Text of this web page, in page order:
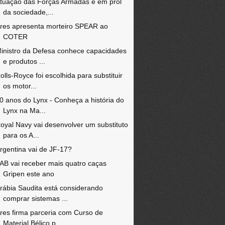
da sociedade,...
apresenta morteiro SPEAR ao
COTER
da Defesa conhece capacidades
e produtos ...
Royce foi escolhida para substituir
os motor...
anos do Lynx - Conheça a história do
Lynx na Ma...
Navy vai desenvolver um substituto
para os A...
vai de JF-17?
vai receber mais quatro caças
Gripen este ano
Saudita está considerando
comprar sistemas ...
firma parceria com Curso de
Material Bélico p...